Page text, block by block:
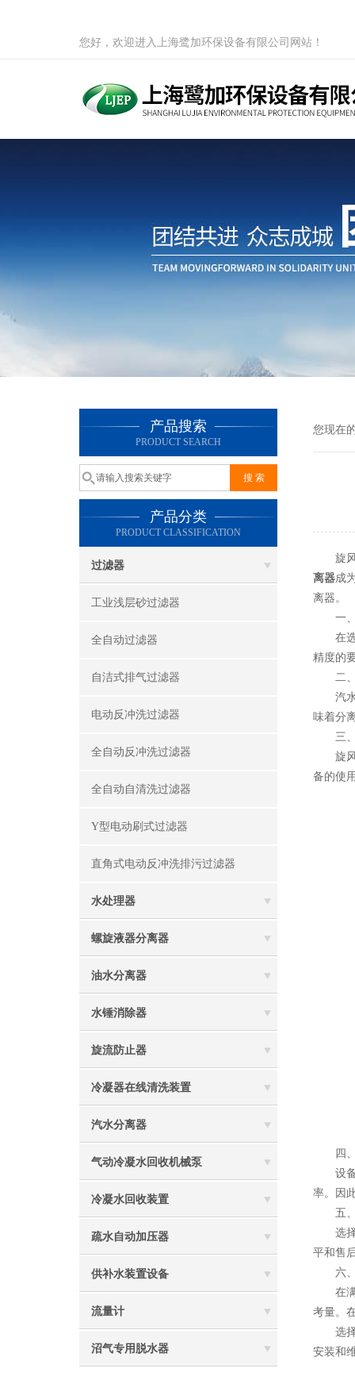
您好，欢迎进入上海鹭加环保设备有限公司网站！
产品搜索
PRODUCT SEARCH
产品分类
PRODUCT CLASSIFICATION
过滤器
工业浅层砂过滤器
全自动过滤器
自洁式排气过滤器
电动反冲洗过滤器
全自动反冲洗过滤器
全自动自清洗过滤器
Y型电动刷式过滤器
直角式电动反冲洗排污过滤器
水处理器
螺旋液器分离器
油水分离器
水锤消除器
旋流防止器
冷凝器在线清洗装置
汽水分离器
气动冷凝水回收机械泵
冷凝水回收装置
疏水自动加压器
供补水装置设备
流量计
沼气专用脱水器
您现在
旋风
离器成
离器。
一、
在选
精度的
二、
汽水
味着分
三、
旋风
备的使
四、
设备
率。因
五、
选择
平和售
六、
在满
考量。
选择
安装和